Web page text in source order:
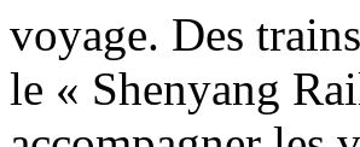
voyage. Des
le « Shenyang